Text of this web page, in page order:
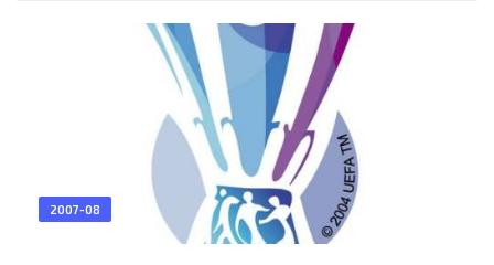
Чизмодио, Карстен Янкер (Неделько Малич, 66), Патрик
Бюргер, Дитмар Кюбауэр (к), Михаэль Мерц (Харальд
2007-08